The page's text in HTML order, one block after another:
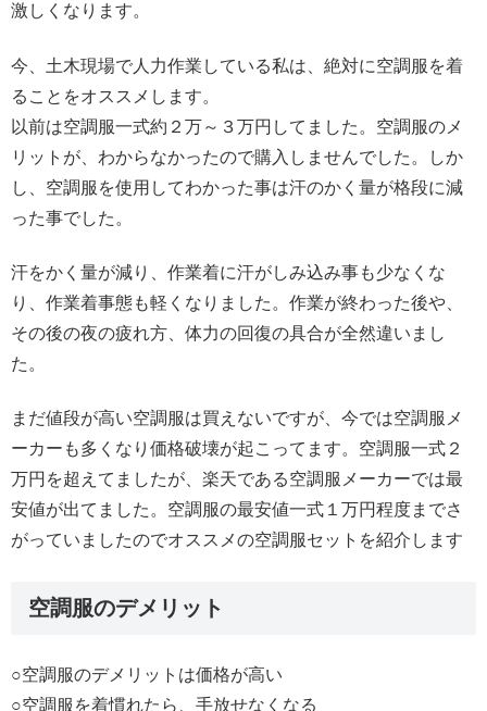
激しくなります。
今、土木現場で人力作業している私は、絶対に空調服を着
ることをオススメします。
以前は空調服一式約２万～３万円してました。空調服のメ
リットが、わからなかったので購入しませんでした。しか
し、空調服を使用してわかった事は汗のかく量が格段に減
った事でした。
汗をかく量が減り、作業着に汗がしみ込み事も少なくな
り、作業着事態も軽くなりました。作業が終わった後や、
その後の夜の疲れ方、体力の回復の具合が全然違いまし
た。
まだ値段が高い空調服は買えないですが、今では空調服メ
ーカーも多くなり価格破壊が起こってます。空調服一式２
万円を超えてましたが、楽天である空調服メーカーでは最
安値が出てました。空調服の最安値一式１万円程度までさ
がっていましたのでオススメの空調服セットを紹介します
空調服のデメリット
○空調服のデメリットは価格が高い
○空調服を着慣れたら、手放せなくなる